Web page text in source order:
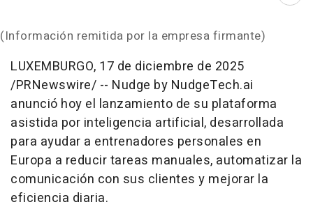
(Información remitida por la empresa firmante)
LUXEMBURGO, 17 de diciembre de 2025
/PRNewswire/ -- Nudge by NudgeTech.ai
anunció hoy el lanzamiento de su plataforma
asistida por inteligencia artificial, desarrollada
para ayudar a entrenadores personales en
Europa a reducir tareas manuales, automatizar la
comunicación con sus clientes y mejorar la
eficiencia diaria.